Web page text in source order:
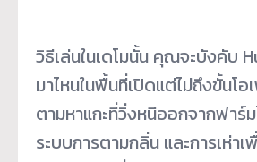
วิธีเล่นในเดโมนั้น คุณจะบังคับ
มาไหนในพื้นที่เปิดแต่ไม่ถึงขั้นโอ
ตามหาแกะที่วิ่งหนีออกจากฟาร์
ระบบการตามกลิ่น และการเห่า